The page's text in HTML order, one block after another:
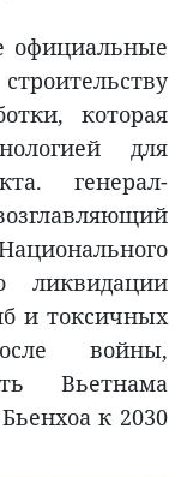
официальные
которая
для
генерал-
ликвидации
и токсичных
войны,
Вьетнама
к 2030